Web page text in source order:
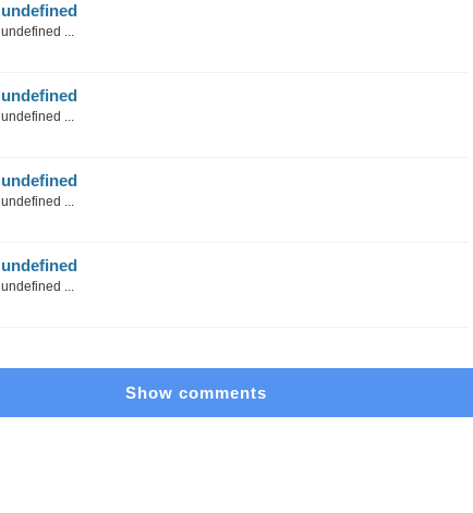
undefined
undefined ...
undefined
undefined ...
undefined
undefined ...
undefined
undefined ...
Show comments